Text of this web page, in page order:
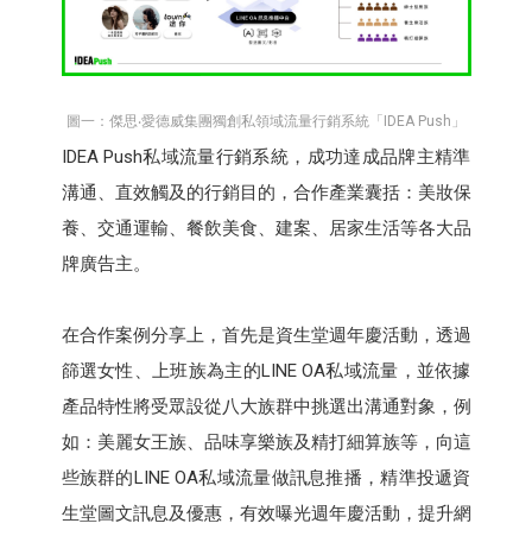
圖一：傑思‧愛德威集團獨創私領域流量行銷系統「IDEA Push」
IDEA Push私域流量行銷系統，成功達成品牌主精準
溝通、直效觸及的行銷目的，合作產業囊括：美妝保
養、交通運輸、餐飲美食、建案、居家生活等各大品
牌廣告主。
在合作案例分享上，首先是資生堂週年慶活動，透過
篩選女性、上班族為主的LINE OA私域流量，並依據
產品特性將受眾設從八大族群中挑選出溝通對象，例
如：美麗女王族、品味享樂族及精打細算族等，向這
些族群的LINE OA私域流量做訊息推播，精準投遞資
生堂圖文訊息及優惠，有效曝光週年慶活動，提升網